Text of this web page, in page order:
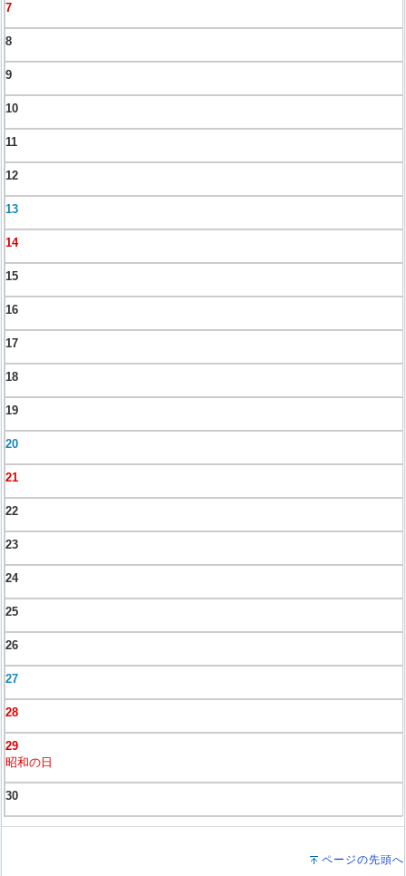
7
8
9
10
11
12
13
14
15
16
17
18
19
20
21
22
23
24
25
26
27
28
29
昭和の日
30
ページの先頭へ